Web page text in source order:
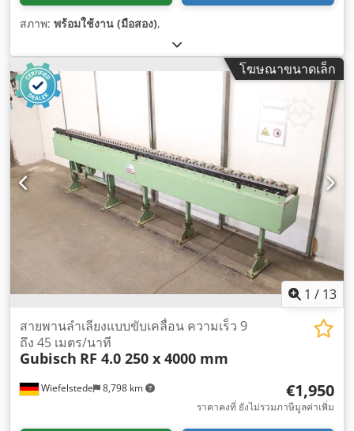
สภาพ: พร้อมใช้งาน (มือสอง),
โฆษณาขนาดเล็ก
1 / 13
Wiefelstede 8,798 km
สายพานลำเลียงแบบขับเคลื่อน ความเร็ว 9
ถึง 45 เมตร/นาที
Gubisch RF 4.0 250 x 4000 mm
€1,950
ราคาคงที่ ยังไม่รวมภาษีมูลค่าเพิ่ม